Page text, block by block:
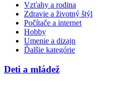
Vzťahy a rodina
Zdravie a životný štýl
Počítače a internet
Hobby
Umenie a dizajn
Ďalšie kategórie
Deti a mládež